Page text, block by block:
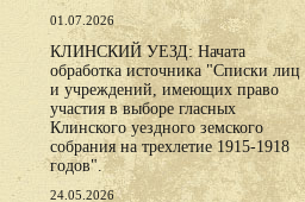
01.07.2026
КЛИНСКИЙ УЕЗД: Начата
обработка источника "Списки лиц
и учреждений, имеющих право
участия в выборе гласных
Клинского уездного земского
собрания на трехлетие 1915-1918
годов".
24.05.2026